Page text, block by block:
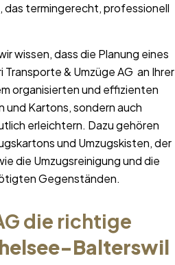
, das termingerecht, professionell
wissen, dass die Planung eines
& Umzüge AG an Ihrer
organisierten und effizienten
und Kartons, sondern auch
erleichtern. Dazu gehören
und Umzugskisten, der
die Umzugsreinigung und die
Gegenständen.
die richtige
Balterswil